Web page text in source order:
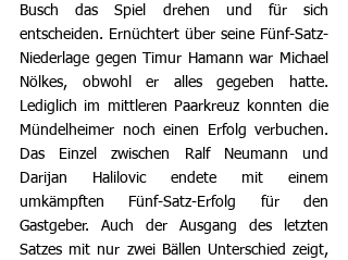
Busch das Spiel drehen und für sich
entscheiden. Ernüchtert über seine Fünf-Satz-
Niederlage gegen Timur Hamann war Michael
Nölkes, obwohl er alles gegeben hatte.
Lediglich im mittleren Paarkreuz konnten die
Mündelheimer noch einen Erfolg verbuchen.
Das Einzel zwischen Ralf Neumann und
Darijan Halilovic endete mit einem
umkämpften Fünf-Satz-Erfolg für den
Gastgeber. Auch der Ausgang des letzten
Satzes mit nur zwei Bällen Unterschied zeigt,